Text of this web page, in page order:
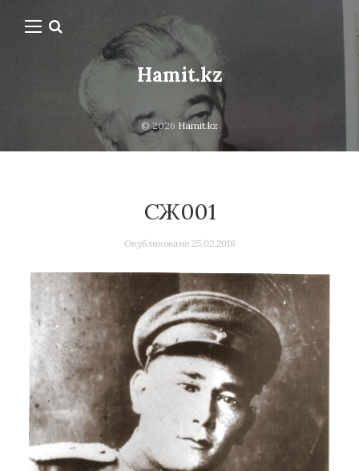
Hamit.kz
© 2026 Hamit.kz
СЖ001
Опубликовано 25.02.2018